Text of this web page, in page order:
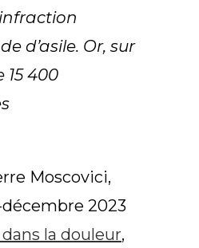
d’asile. Or, sur
400
Moscovici,
2023
la douleur,